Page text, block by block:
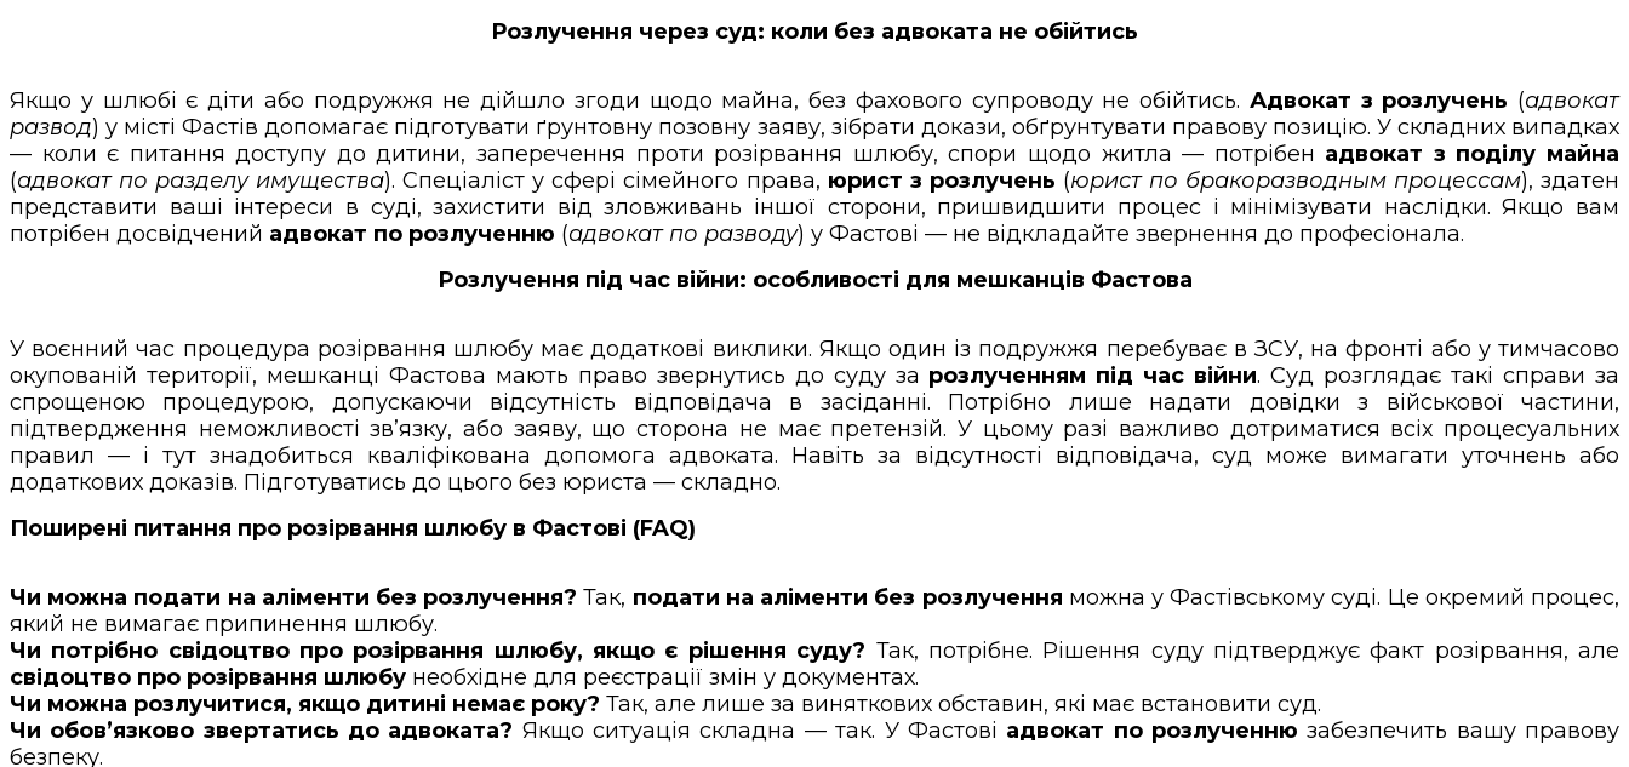
Розлучення через суд: коли без адвоката не обійтись
Якщо у шлюбі є діти або подружжя не дійшло згоди щодо майна, без фахового супроводу не обійтись. Адвокат з розлучень (адвокат
развод) у місті Фастів допомагає підготувати ґрунтовну позовну заяву, зібрати докази, обґрунтувати правову позицію. У складних випадках
— коли є питання доступу до дитини, заперечення проти розірвання шлюбу, спори щодо житла — потрібен адвокат з поділу майна
(адвокат по разделу имущества). Спеціаліст у сфері сімейного права, юрист з розлучень (юрист по бракоразводным процессам), здатен
представити ваші інтереси в суді, захистити від зловживань іншої сторони, пришвидшити процес і мінімізувати наслідки. Якщо вам
потрібен досвідчений адвокат по розлученню (адвокат по разводу) у Фастові — не відкладайте звернення до професіонала.
Розлучення під час війни: особливості для мешканців Фастова
У воєнний час процедура розірвання шлюбу має додаткові виклики. Якщо один із подружжя перебуває в ЗСУ, на фронті або у тимчасово
окупованій території, мешканці Фастова мають право звернутись до суду за розлученням під час війни. Суд розглядає такі справи за
спрощеною процедурою, допускаючи відсутність відповідача в засіданні. Потрібно лише надати довідки з військової частини,
підтвердження неможливості зв’язку, або заяву, що сторона не має претензій. У цьому разі важливо дотриматися всіх процесуальних
правил — і тут знадобиться кваліфікована допомога адвоката. Навіть за відсутності відповідача, суд може вимагати уточнень або
додаткових доказів. Підготуватись до цього без юриста — складно.
Поширені питання про розірвання шлюбу в Фастові (FAQ)
Чи можна подати на аліменти без розлучення? Так, подати на аліменти без розлучення можна у Фастівському суді. Це окремий процес,
який не вимагає припинення шлюбу.
Чи потрібно свідоцтво про розірвання шлюбу, якщо є рішення суду? Так, потрібне. Рішення суду підтверджує факт розірвання, але
свідоцтво про розірвання шлюбу необхідне для реєстрації змін у документах.
Чи можна розлучитися, якщо дитині немає року? Так, але лише за виняткових обставин, які має встановити суд.
Чи обов’язково звертатись до адвоката? Якщо ситуація складна — так. У Фастові адвокат по розлученню забезпечить вашу правову
безпеку.